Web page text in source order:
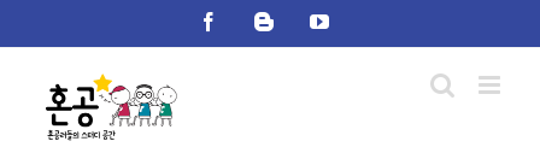
FacebookBloggerYouTube